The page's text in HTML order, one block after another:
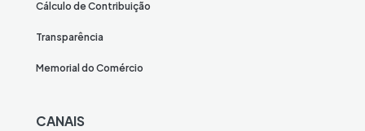
Cálculo de Contribuição
Transparência
Memorial do Comércio
CANAIS